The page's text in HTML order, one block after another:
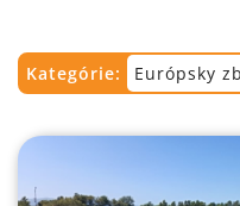
Kategórie: Európsky